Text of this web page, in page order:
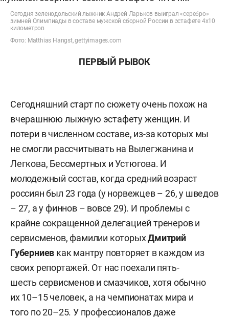
Сегодня зеленодольский лыжник Андрей Ларьков выиграл «серебро»
зимней Олимпиады в составе мужской сборной России в эстафете 4х10
километров
Фото: Matthias Hangst, gettyimages.com
ПЕРВЫЙ РЫВОК
Сегодняшний старт по сюжету очень похож на
вчерашнюю лыжную эстафету женщин. И
потери в численном составе, из-за которых мы
не смогли рассчитывать на Вылегжанина и
Легкова, Бессмертных и Устюгова. И
молодежный состав, когда средний возраст
россиян был 23 года (у норвежцев – 26, у шведов
– 27, а у финнов – вовсе 29). И проблемы с
крайне сокращенной делегацией тренеров и
сервисменов, фамилии которыхДмитрий
Губерниев как мантру повторяет в каждом из
своих репортажей. От нас поехали пять-
шесть сервисменов и смазчиков, хотя обычно
их 10–15 человек, а на чемпионатах мира и
того по 20–25. У профессионалов даже